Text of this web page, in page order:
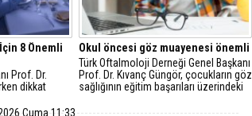
8 Önemli
Prof. Dr.
dikkat
bulundu.
Okul öncesi göz muayenesi önemli
Türk Oftalmoloji Derneği Genel Başkanı
Prof. Dr. Kıvanç Güngör, çocukların göz
sağlığının eğitim başarıları üzerindeki
Cuma 11:33